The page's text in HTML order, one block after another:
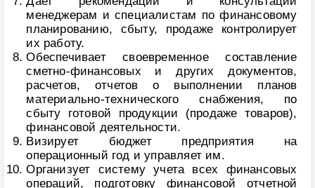
менеджерам и специалистам по финансовому
планированию, сбыту, продаже контролирует
их работу.
Обеспечивает своевременное составление
сметно-финансовых и других документов,
расчетов, отчетов о выполнении планов
материально-технического снабжения, по
сбыту готовой продукции (продаже товаров),
финансовой деятельности.
Визирует бюджет предприятия на
операционный год и управляет им.
Организует систему учета всех финансовых
операций, подготовку финансовой отчетной